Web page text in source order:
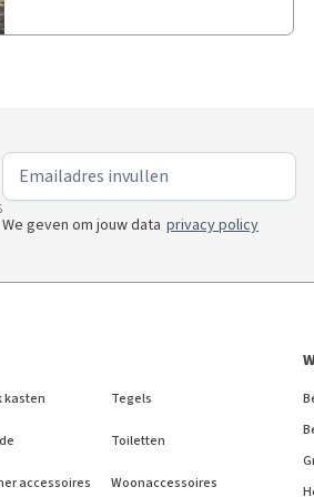
We geven om jouw data privacy policy
kasten
accessoires
Tegels
Toiletten
Woonaccessoires